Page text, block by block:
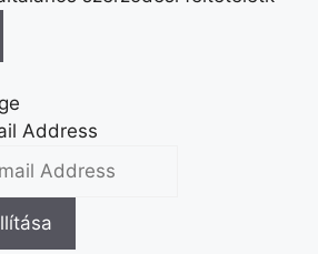
Address